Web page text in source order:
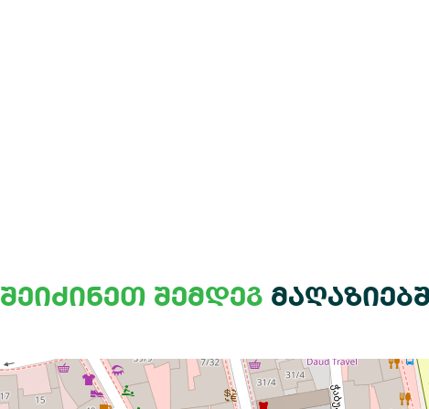
შეიძინეთ შემდეგ